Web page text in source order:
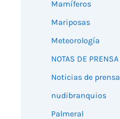
Mamíferos
Mariposas
Meteorología
NOTAS DE PRENSA
Noticias de prensa
nudibranquios
Palmeral